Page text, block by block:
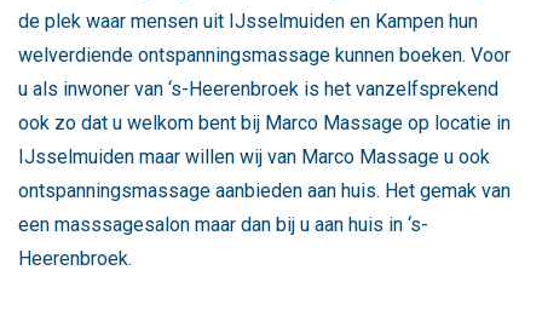
de plek waar mensen uit IJsselmuiden en Kampen hun
welverdiende ontspanningsmassage kunnen boeken. Voor
u als inwoner van ‘s-Heerenbroek is het vanzelfsprekend
ook zo dat u welkom bent bij Marco Massage op locatie in
IJsselmuiden maar willen wij van Marco Massage u ook
ontspanningsmassage aanbieden aan huis. Het gemak van
een masssagesalon maar dan bij u aan huis in ‘s-
Heerenbroek.